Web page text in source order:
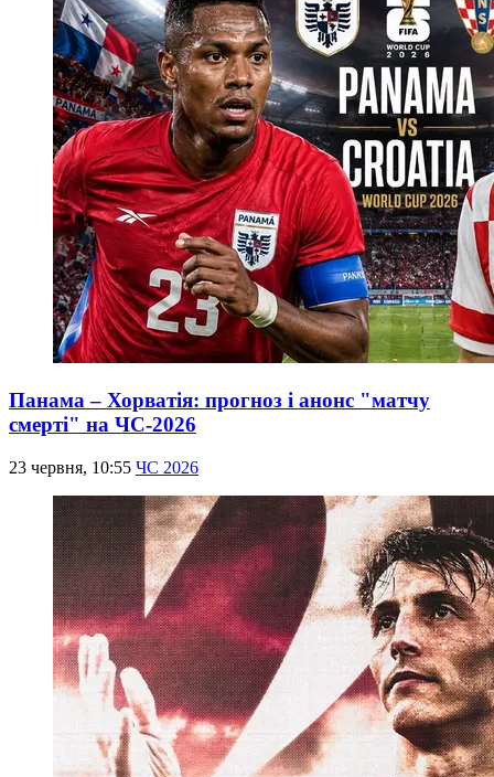
Панама – Хорватія: прогноз і анонс "матчу
смерті" на ЧС-2026
23 червня, 10:55 ЧС 2026